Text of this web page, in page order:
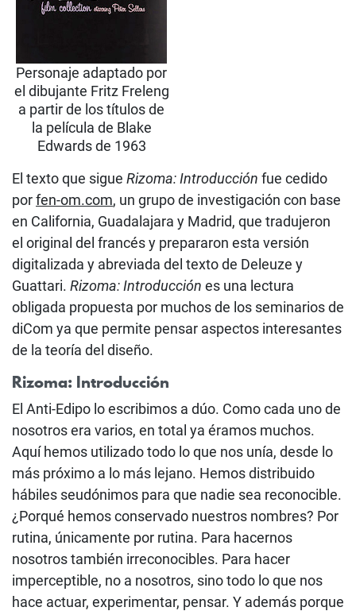
Personaje adaptado por
el dibujante Fritz Freleng
a partir de los títulos de
la película de Blake
Edwards de 1963
El texto que sigue Rizoma: Introducción fue cedido
porfen-om.com, un grupo de investigación con base
en California, Guadalajara y Madrid, que tradujeron
el original del francés y prepararon esta versión
digitalizada y abreviada del texto de Deleuze y
Guattari. Rizoma: Introducción es una lectura
obligada propuesta por muchos de los seminarios de
diCom ya que permite pensar aspectos interesantes
de la teoría del diseño.
Rizoma: Introducción
El Anti-Edipo lo escribimos a dúo. Como cada uno de
nosotros era varios, en total ya éramos muchos.
Aquí hemos utilizado todo lo que nos unía, desde lo
más próximo a lo más lejano. Hemos distribuido
hábiles seudónimos para que nadie sea reconocible.
¿Porqué hemos conservado nuestros nombres? Por
rutina, únicamente por rutina. Para hacernos
nosotros también irreconocibles. Para hacer
imperceptible, no a nosotros, sino todo lo que nos
hace actuar, experimentar, pensar. Y además porque